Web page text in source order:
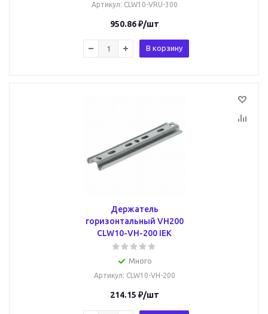
Артикул: CLW10-VRU-300
950.86₽/шт
В корзину
Держатель
горизонтальный VH200
CLW10-VH-200 IEK
Много
Артикул: CLW10-VH-200
214.15 ₽/шт